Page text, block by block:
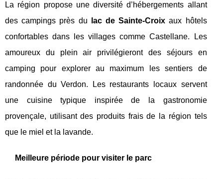
La région propose une diversité d’hébergements allant
des campings près du
lac de Sainte-Croix aux hôtels
confortables dans les villages comme Castellane. Les
amoureux du plein air privilégieront des séjours en
camping pour explorer au maximum les sentiers de
randonnée du Verdon. Les restaurants locaux servent
une cuisine typique inspirée de la gastronomie
provençale, utilisant des produits frais de la région tels
que le miel et la lavande.
Meilleure période pour visiter le parc